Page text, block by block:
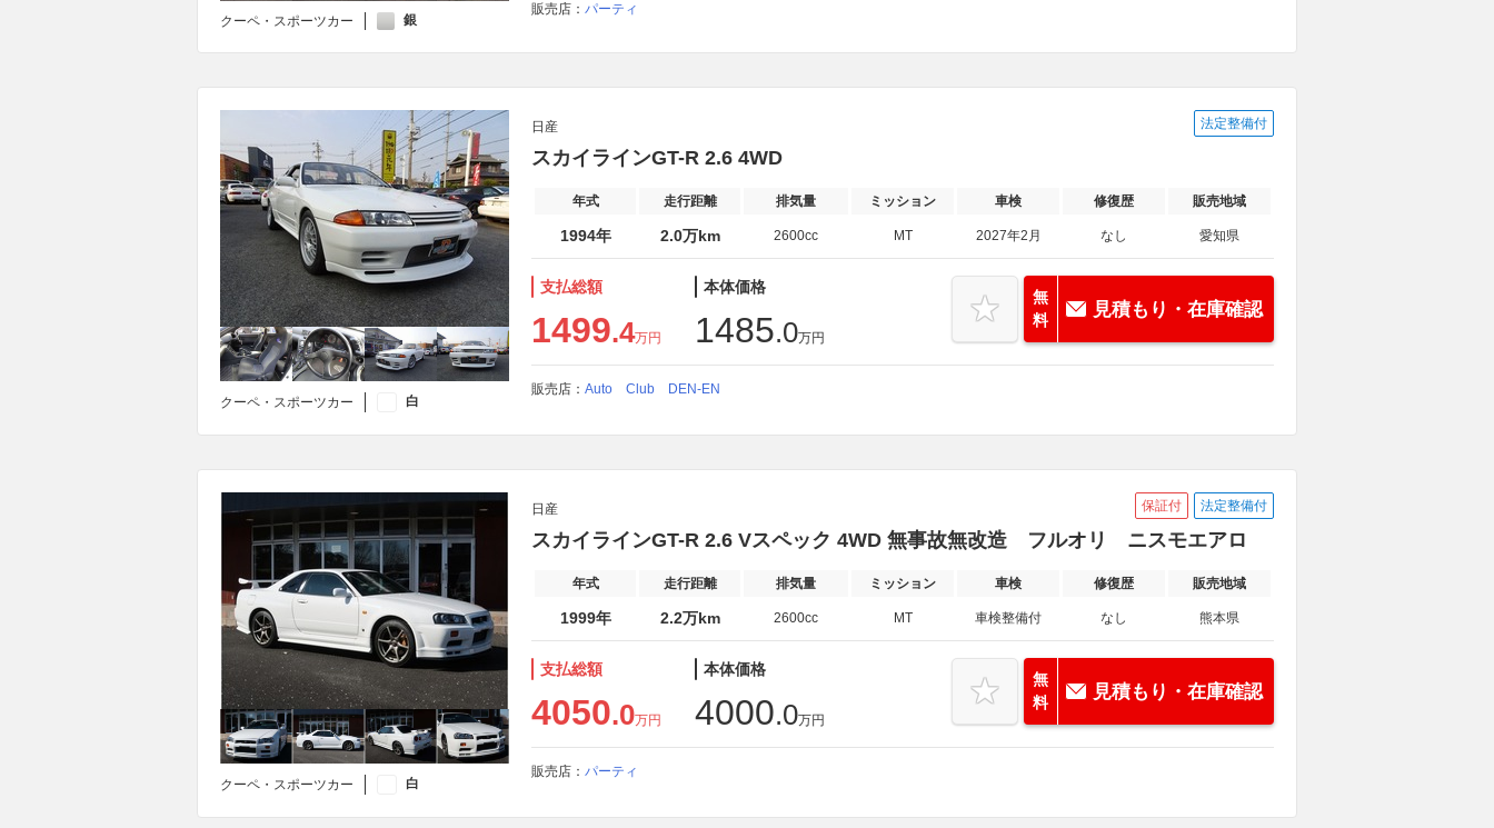
クーペ・スポーツカー 銀
販売店： パーティ
クーペ・スポーツカー 白
日産 法定整備付
スカイラインGT-R 2.6 4WD
年式 走行距離 排気量 ミッション 車検 修復歴 販売地域
1994年 2.0万km 2600cc MT 2027年2月 なし 愛知県
支払総額
1499.4万円
本体価格
1485.0万円
無
料
見積もり・在庫確認
販売店： Auto Club DEN-EN
クーペ・スポーツカー 白
日産 保証付 法定整備付
スカイラインGT-R 2.6 Vスペック 4WD 無事故無改造 フルオリ ニスモエアロ
年式 走行距離 排気量 ミッション 車検 修復歴 販売地域
1999年 2.2万km 2600cc MT 車検整備付 なし 熊本県
支払総額
4050.0万円
本体価格
4000.0万円
無
料
見積もり・在庫確認
販売店： パーティ